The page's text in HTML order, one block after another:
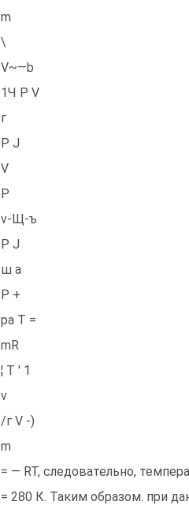
m
\
V~—b
1Ч Р V
г
Р J
V
Р
v-Щ-ъ
Р J
ш а
Р +
pa Т =
mR
¦ Т ' 1
v
/г V -)
m
= — RT, следовательно,
= 280 К. Таким образом. при